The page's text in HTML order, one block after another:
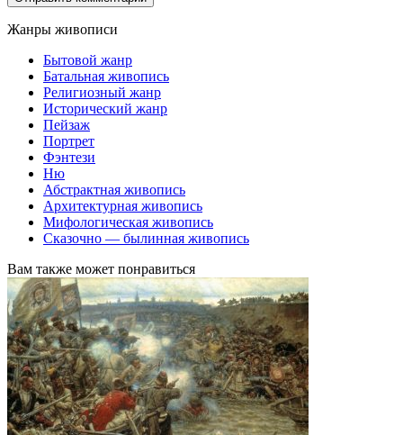
Жанры живописи
Бытовой жанр
Батальная живопись
Религиозный жанр
Исторический жанр
Пейзаж
Портрет
Фэнтези
Ню
Абстрактная живопись
Архитектурная живопись
Мифологическая живопись
Сказочно — былинная живопись
Вам также может понравиться